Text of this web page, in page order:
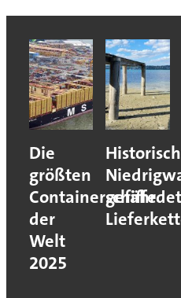
Die
größten
Containerschiffe
der
Welt
2025
gefährdet